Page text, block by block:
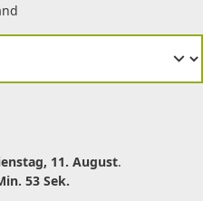
11. August.
53 Sek.